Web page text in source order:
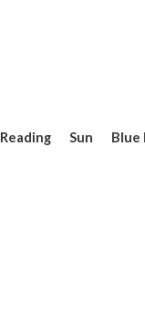
Reading Sun Blue